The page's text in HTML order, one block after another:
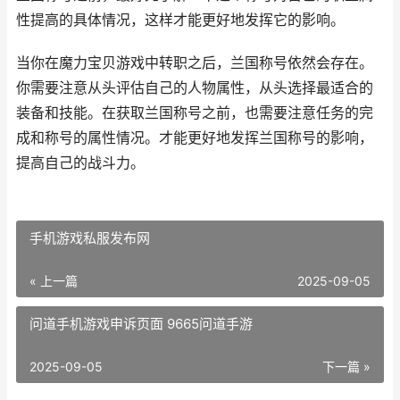
性提高的具体情况，这样才能更好地发挥它的影响。
当你在魔力宝贝游戏中转职之后，兰国称号依然会存在。
你需要注意从头评估自己的人物属性，从头选择最适合的
装备和技能。在获取兰国称号之前，也需要注意任务的完
成和称号的属性情况。才能更好地发挥兰国称号的影响，
提高自己的战斗力。
手机游戏私服发布网
« 上一篇 2025-09-05
问道手机游戏申诉页面 9665问道手游
下一篇 »
2025-09-05